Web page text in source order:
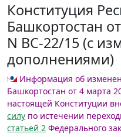
Конституция
Башкортостан
N ВС-22/15 (с
дополнениями)
Информация об
Башкортостан от 4 марта
настоящей Конституции
силу по истечении
статьей 2 Федерального